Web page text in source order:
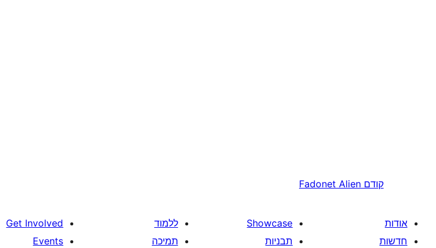
קודם Fadonet Alien
אודות
חדשות
Showcase
תבניות
ללמוד
תמיכה
Get Involved
Events